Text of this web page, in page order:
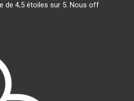
de 4,5 étoiles sur 5. Nous off